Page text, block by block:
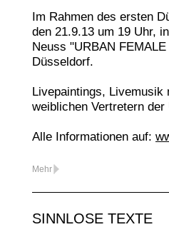
Im Rahmen des ersten
den 21.9.13 um 19 Uhr,
Neuss "URBAN
Düsseldorf.
Livepaintings, Livemusik
weiblichen Vertretern der
Alle Informationen auf:
Mehr
SINNLOSE TEXTE